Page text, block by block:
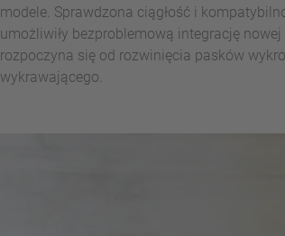
modele. Sprawdzona ciągłość i
umożliwiły bezproblemową integrację
rozpoczyna się od rozwinięcia pasków
wykrawającego.